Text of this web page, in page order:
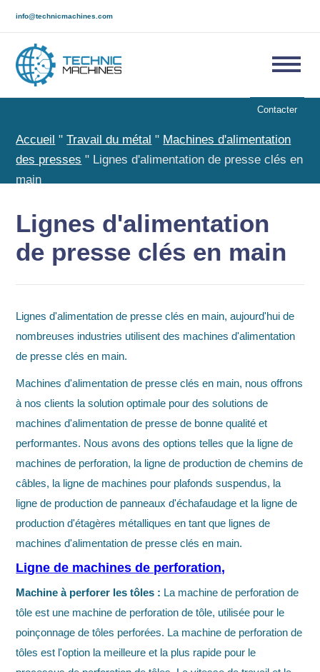
info@technicmachines.com
Contacter
Accueil "Travail du métal " Machines d'alimentation
des presses " Lignes d'alimentation de presse clés en
main
Lignes d'alimentation
de presse clés en main
Lignes d'alimentation de presse clés en main, aujourd'hui de
nombreuses industries utilisent des machines d'alimentation
de presse clés en main.
Machines d'alimentation de presse clés en main, nous offrons
à nos clients la solution optimale pour des solutions de
machines d'alimentation de presse de bonne qualité et
performantes. Nous avons des options telles que la ligne de
machines de perforation, la ligne de production de chemins de
câbles, la ligne de machines pour plafonds suspendus, la
ligne de production de panneaux d'échafaudage et la ligne de
production d'étagères métalliques en tant que lignes de
machines d'alimentation de presse clés en main.
Ligne de machines de perforation,
Machine à perforer les tôles : La machine de perforation de
tôle est une machine de perforation de tôle, utilisée pour le
poinçonnage de tôles perforées. La machine de perforation de
tôles est l'option la meilleure et la plus rapide pour le